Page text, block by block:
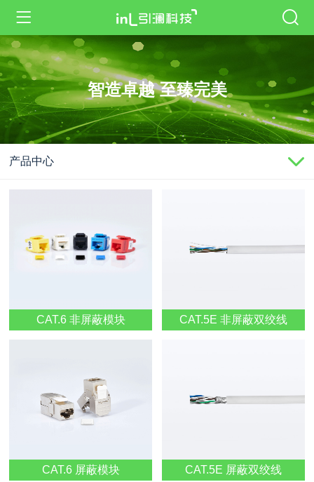
智造卓越 至臻完美
产品中心
CAT.6 非屏蔽模块 CAT.5E 非屏蔽双绞线
CAT.6 屏蔽模块 CAT.5E 屏蔽双绞线